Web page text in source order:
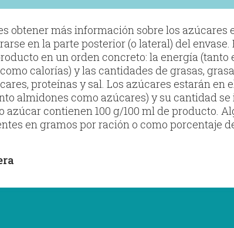
obtener más información sobre los azúcares
en la parte posterior (o lateral) del envase.
en un orden concreto: la energía (tanto
calorías) y las cantidades de grasas,
proteínas y sal. Los azúcares estarán en
almidones como azúcares) y su cantidad se
azúcar contienen 100 g/100 ml de producto.
en gramos por ración o como porcentaje